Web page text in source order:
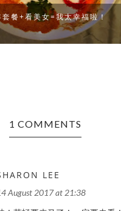
餐+看美女=我太幸福啦！
1 COMMENTS
LEE
August 2017 at 21:38